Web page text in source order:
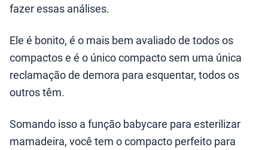
fazer essas análises.
Ele é bonito, é o mais bem avaliado de todos os
compactos e é o único compacto sem uma única
reclamação de demora para esquentar, todos os
outros têm.
Somando isso a função babycare para esterilizar
mamadeira, você tem o compacto perfeito para